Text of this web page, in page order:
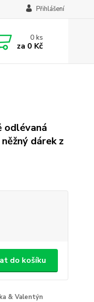
Přihlášení
0ks
za 0 Kč
odlévaná
dárek z
do košíku
& Valentýn